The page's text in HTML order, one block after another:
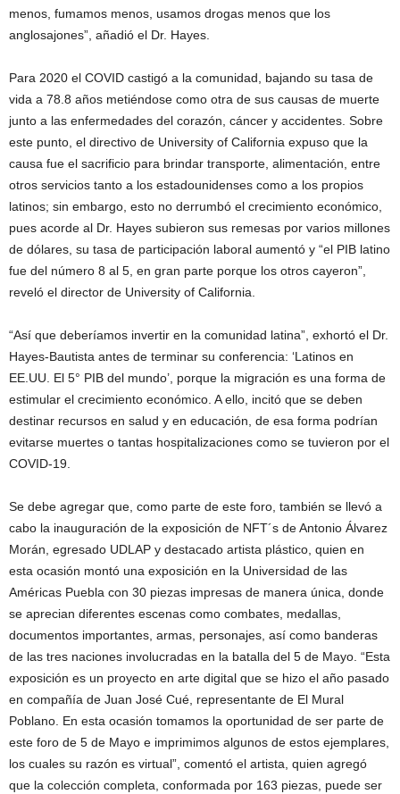
menos, fumamos menos, usamos drogas menos que los
anglosajones”, añadió el Dr. Hayes.
Para 2020 el COVID castigó a la comunidad, bajando su tasa de
vida a 78.8 años metiéndose como otra de sus causas de muerte
junto a las enfermedades del corazón, cáncer y accidentes. Sobre
este punto, el directivo de University of California expuso que la
causa fue el sacrificio para brindar transporte, alimentación, entre
otros servicios tanto a los estadounidenses como a los propios
latinos; sin embargo, esto no derrumbó el crecimiento económico,
pues acorde al Dr. Hayes subieron sus remesas por varios millones
de dólares, su tasa de participación laboral aumentó y “el PIB latino
fue del número 8 al 5, en gran parte porque los otros cayeron”,
reveló el director de University of California.
“Así que deberíamos invertir en la comunidad latina”, exhortó el Dr.
Hayes-Bautista antes de terminar su conferencia: ‘Latinos en
EE.UU. El 5° PIB del mundo’, porque la migración es una forma de
estimular el crecimiento económico. A ello, incitó que se deben
destinar recursos en salud y en educación, de esa forma podrían
evitarse muertes o tantas hospitalizaciones como se tuvieron por el
COVID-19.
Se debe agregar que, como parte de este foro, también se llevó a
cabo la inauguración de la exposición de NFT´s de Antonio Álvarez
Morán, egresado UDLAP y destacado artista plástico, quien en
esta ocasión montó una exposición en la Universidad de las
Américas Puebla con 30 piezas impresas de manera única, donde
se aprecian diferentes escenas como combates, medallas,
documentos importantes, armas, personajes, así como banderas
de las tres naciones involucradas en la batalla del 5 de Mayo. “Esta
exposición es un proyecto en arte digital que se hizo el año pasado
en compañía de Juan José Cué, representante de El Mural
Poblano. En esta ocasión tomamos la oportunidad de ser parte de
este foro de 5 de Mayo e imprimimos algunos de estos ejemplares,
los cuales su razón es virtual”, comentó el artista, quien agregó
que la colección completa, conformada por 163 piezas, puede ser